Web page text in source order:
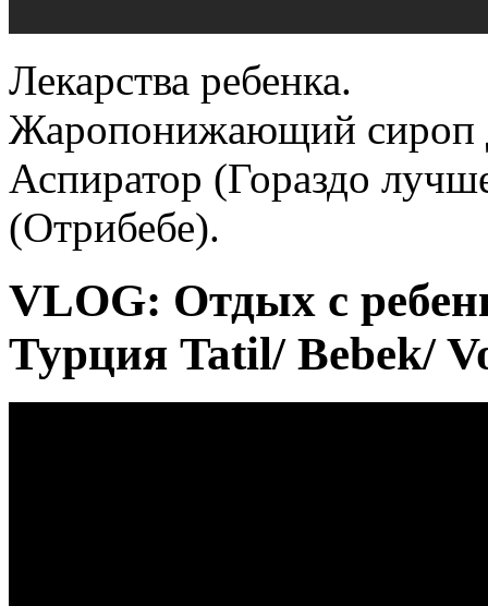
Лекарства ребенка.
Жаропонижающий сироп
Аспиратор (Гораздо
(Отрибебе).
VLOG: Отдых с
Турция Tatil/ Bebek/